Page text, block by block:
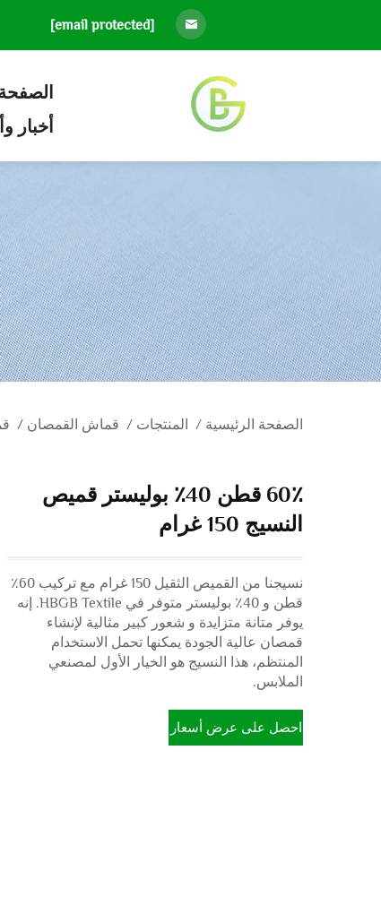
[email protected]
أخبار
الصفحة الرئيسية / المنتجات / قماش القمصان /
60٪ قطن 40٪ بوليستر قميص
النسيج 150 غرام
نسيجنا من القميص الثقيل 150 غرام مع تركيب 60٪
قطن و 40٪ بوليستر متوفر في HBGB Textile. إنه
يوفر متانة متزايدة و شعور كبير مثالية لإنشاء
قمصان عالية الجودة يمكنها تحمل الاستخدام
المنتظم، هذا النسيج هو الخيار الأول لمصنعي
الملابس.
احصل على عرض أسعار